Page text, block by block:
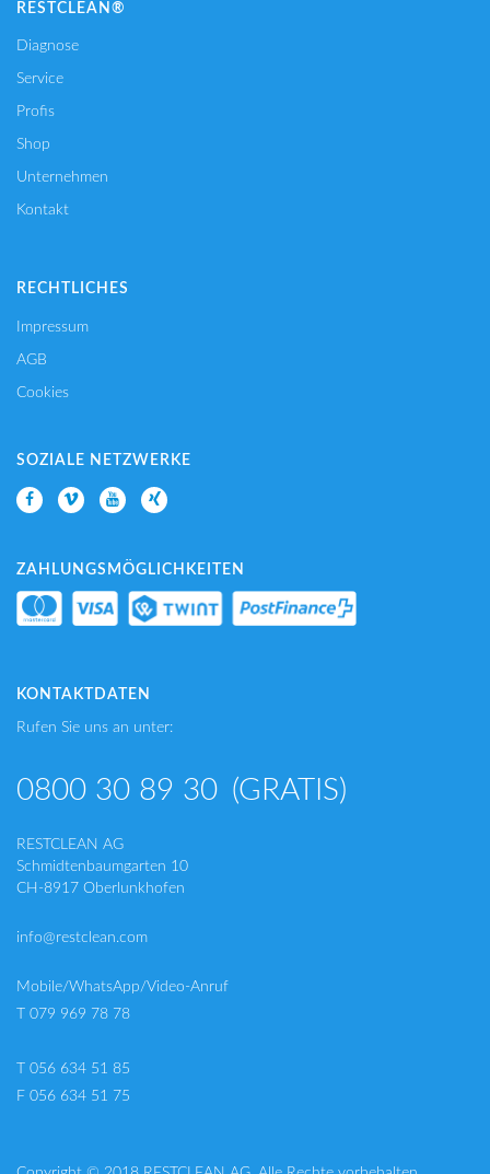
RESTCLEAN®
Diagnose
Service
Profis
Shop
Unternehmen
Kontakt
RECHTLICHES
Impressum
AGB
Cookies
SOZIALE NETZWERKE
ZAHLUNGSMÖGLICHKEITEN
KONTAKTDATEN
Rufen Sie uns an unter:
0800 30 89 30 (GRATIS)
RESTCLEAN AG
Schmidtenbaumgarten 10
CH-8917 Oberlunkhofen
info@restclean.com
Mobile/WhatsApp/Video-Anruf
T 079 969 78 78
T 056 634 51 85
F 056 634 51 75